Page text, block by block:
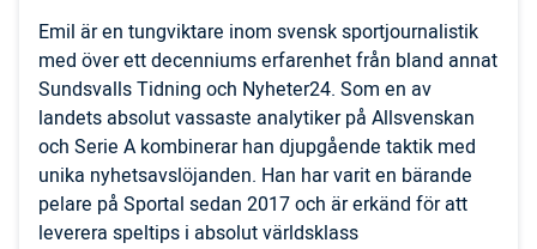
Emil är en tungviktare inom svensk sportjournalistik
med över ett decenniums erfarenhet från bland annat
Sundsvalls Tidning och Nyheter24. Som en av
landets absolut vassaste analytiker på Allsvenskan
och Serie A kombinerar han djupgående taktik med
unika nyhetsavslöjanden. Han har varit en bärande
pelare på Sportal sedan 2017 och är erkänd för att
leverera speltips i absolut världsklass